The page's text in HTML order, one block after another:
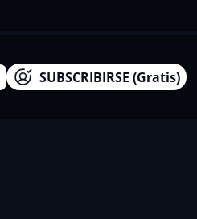
SUBSCRIBIRSE (Gratis)